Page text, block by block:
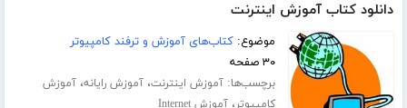
دانلود کتاب آموزش اینترنت
موضوع:کتاب‌های آموزش و ترفند کامپیوتر
۳۰ صفحه
برچسب‌ها:آموزش اینترنت،آموزش رایانه،آموزش
کامپیوتر،آموزش Internet